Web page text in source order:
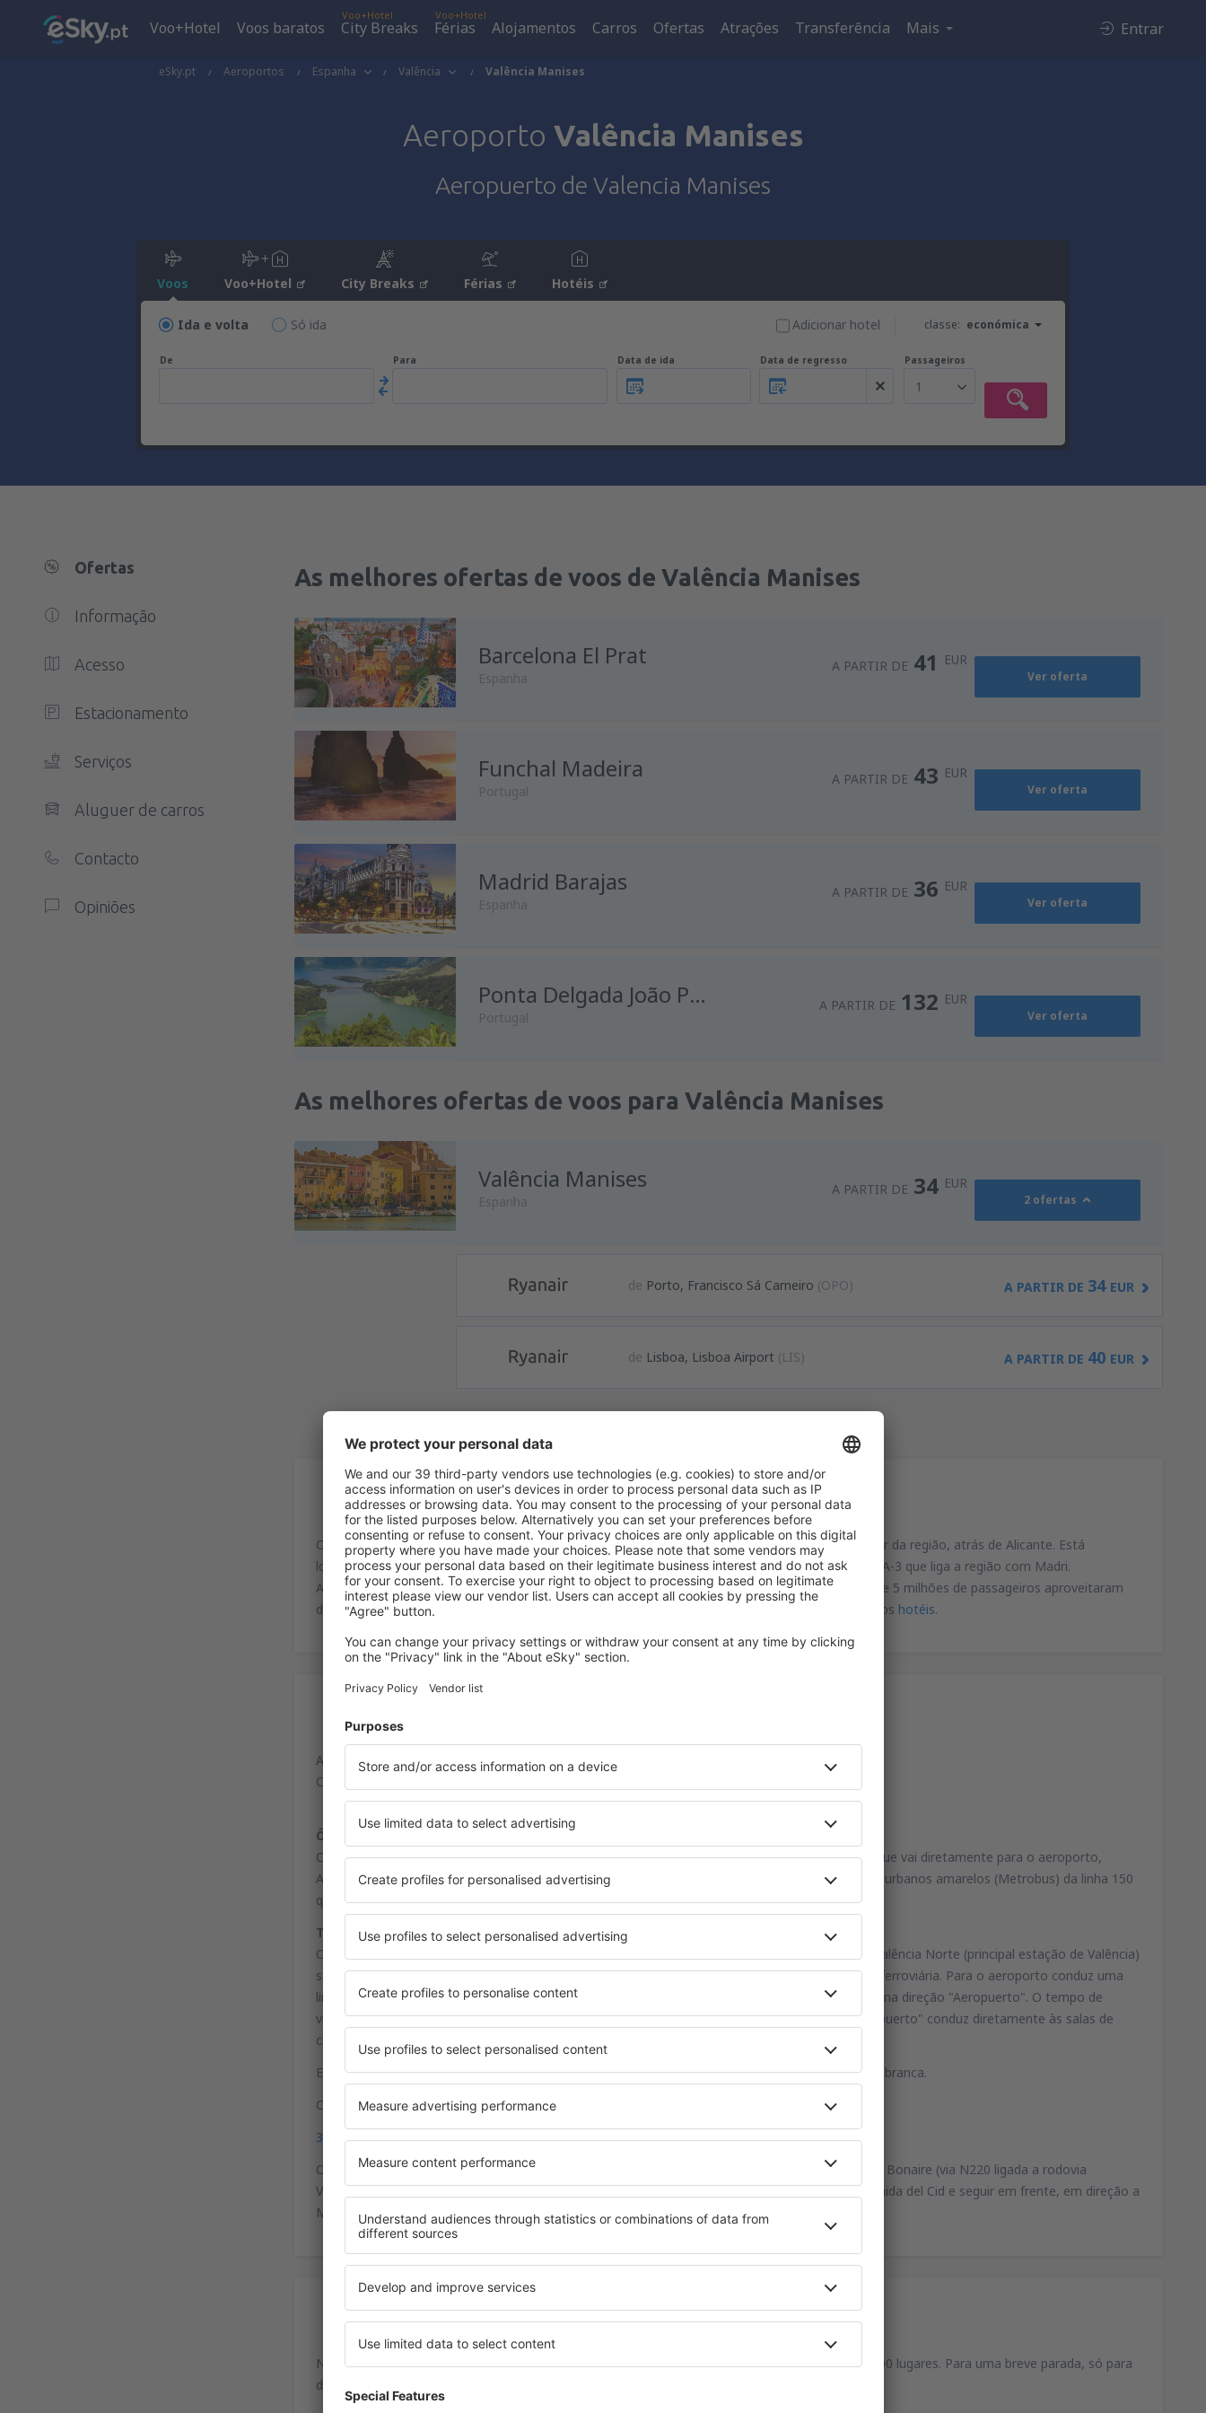
Voo+Hotel Voos baratos
Voo+Hotel
City Breaks
Voo+Hotel
Férias Alojamentos Carros Ofertas Atrações Transferência Mais Entrar
eSky.pt Aeroportos Espanha Valência Valência Manises
Aeroporto Valência Manises
Aeropuerto de Valencia Manises
Voos Voo+Hotel City Breaks Férias Hotéis
Ida e volta Só ida classe: económica
Adicionar hotel
De Para Data de ida Data de regresso Passageiros
1
Ofertas
Informação
Acesso
Estacionamento
Serviços
Aluguer de carros
Contacto
Opiniões
As melhores ofertas de voos de Valência Manises
Barcelona El Prat
Espanha
A PARTIR DE 41 EUR
Ver oferta
Funchal Madeira
Portugal
A PARTIR DE 43 EUR
Ver oferta
Madrid Barajas
Espanha
A PARTIR DE 36 EUR
Ver oferta
Ponta Delgada João Paulo II
Portugal
A PARTIR DE 132 EUR
Ver oferta
As melhores ofertas de voos para Valência Manises
Valência Manises
Espanha
A PARTIR DE 34 EUR
2 ofertas
de Porto, Francisco Sá Carneiro (OPO) A PARTIR DE 34 EUR
de Lisboa, Lisboa Airport (LIS) A PARTIR DE 40 EUR
Informação
O aeroporto de Valência é o oitavo aeroporto mais movimentado na Espanha e o segundo maior da região, atrás de Alicante. Está
localizado a cerca de 8 km do centro da cidade, e nas suas imediações está localizada a rodovia A-3 que liga a região com Madri.
Atualmente, o aeroporto dispõe de um terminal e de uma pista de decolagem. Em 2010, cerca de 5 milhões de passageiros aproveitaram
dos serviços do porto. No aeroporto atuam 23 companhias aéreas. Perto do aeroporto há muitos hotéis.
Aeropuerto de Valencia Manises
Carretera Aeropuerto, 46940 Manises
Ônibus
Chegar ao aeroporto de ônibus é possível desde a estação ferroviária Valencia Norte. O ônibus que vai diretamente para o aeroporto,
Aerobusy, circula nas horas 6:00-22:00 a cada 20 minutos. Se pode também utilizar os ônibus suburbanos amarelos (Metrobus) da linha 150
que partem, entre outros, da Avenida del Cid. Estes ônibus circulam entre as 5:25 e as 23:55.
Trem
O aeroporto não tem nenhuma ligação ferroviária direta. Os viajantes que chegam na estação Valência Norte (principal estação de Valência)
são aconselhados a usar o metrô, cuja estação (Xativa) está localizado diretamente ao lado da ferroviária. Para o aeroporto conduz uma
linha de metro aberta recentemente (N. º 5 - verde ou n º 3 - vermelha). Se deve entrar nos trens na direção "Aeropuerto". O tempo de
viagem do lado oposto da linha não deve ultrapassar 40 minutos. A saída na estação final "Aeropuerto" conduz diretamente às salas de
chegada e partida. A linha de metro é a melhor forma de chegar rapidamente para o aeroporto.
Em Valência, há apenas uma cooperativa municipal de táxi com preços fixos. Os táxis são de cor branca.
Coordenadas para sistemas de navegação automotiva GPS :
39°29'29"N, 0°28'25"W
O aeroporto está localizado a cerca de 10 km para o oeste da cidade, perto do centro comercial Bonaire (via N220 ligada a rodovia
Valência-Madri A3 e à N335). O caminho da cidade é fácil - em Valência se deve dirigir para a Avenida del Cid e seguir em frente, em direção a
Madri. Nas horas de pico há perigo, no entanto, de acabar num engarrafamento.
Estacionamento
No aeroporto há um estacionamento de curto prazo com 1900 lugares e de longo prazo com 700 lugares. Para uma breve parada, só para
deixar sair um passageiro, se pode dirigir diretamente ao pé da entrada para o saguão.